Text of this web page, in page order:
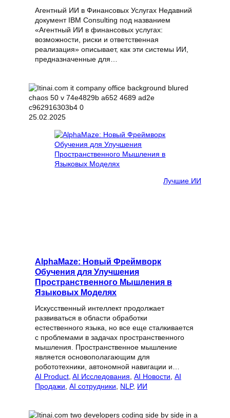
Агентный ИИ в Финансовых Услугах Недавний
документ IBM Consulting под названием
«Агентный ИИ в финансовых услугах:
возможности, риски и ответственная
реализация» описывает, как эти системы ИИ,
предназначенные для…
25.02.2025
Лучшие ИИ
AlphaMaze: Новый Фреймворк
Обучения для Улучшения
Пространственного Мышления в
Языковых Моделях
Искусственный интеллект продолжает
развиваться в области обработки
естественного языка, но все еще сталкивается
с проблемами в задачах пространственного
мышления. Пространственное мышление
является основополагающим для
робототехники, автономной навигации и…
AI Product, AI Исследования, AI Новости, AI
Продажи, AI сотрудники, NLP, ИИ